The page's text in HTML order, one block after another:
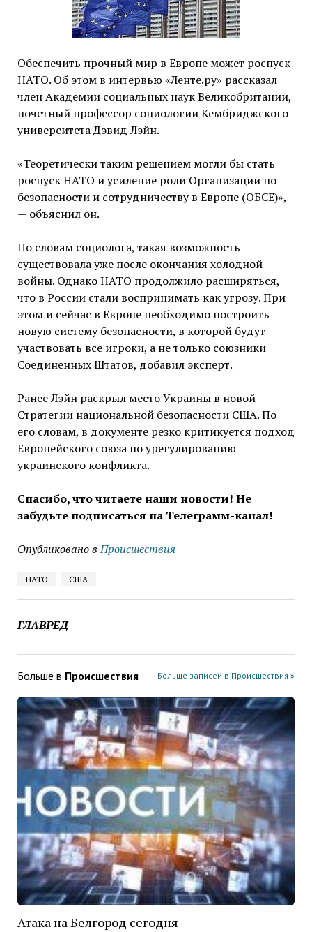
Обеспечить прочный мир в Европе может роспуск
НАТО. Об этом в интервью «Ленте.ру» рассказал
член Академии социальных наук Великобритании,
почетный профессор социологии Кембриджского
университета Дэвид Лэйн.
«Теоретически таким решением могли бы стать
роспуск НАТО и усиление роли Организации по
безопасности и сотрудничеству в Европе (ОБСЕ)»,
— объяснил он.
По словам социолога, такая возможность
существовала уже после окончания холодной
войны. Однако НАТО продолжило расширяться,
что в России стали воспринимать как угрозу. При
этом и сейчас в Европе необходимо построить
новую систему безопасности, в которой будут
участвовать все игроки, а не только союзники
Соединенных Штатов, добавил эксперт.
Ранее Лэйн раскрыл место Украины в новой
Стратегии национальной безопасности США. По
его словам, в документе резко критикуется подход
Европейского союза по урегулированию
украинского конфликта.
Спасибо, что читаете наши новости! Не
забудьте подписаться на Телеграмм-канал!
Опубликовано в Проиcшествия
НАТО США
ГЛАВРЕД
Больше в Проиcшествия Больше записей в Проиcшествия »
Атака на Белгород сегодня